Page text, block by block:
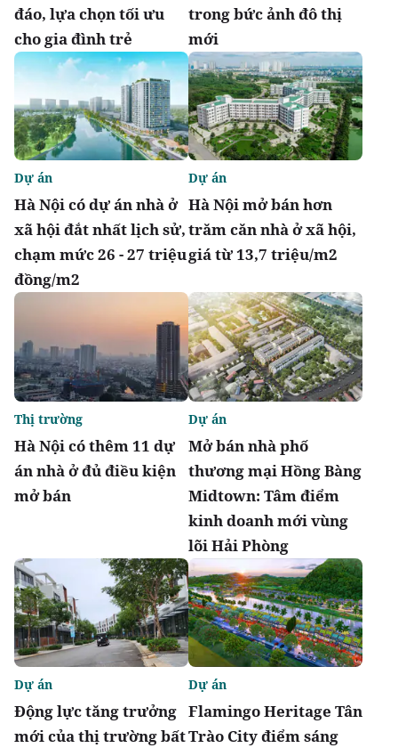
đáo, lựa chọn tối ưu
cho gia đình trẻ
trong bức ảnh đô thị
mới
Hà Nội có dự án nhà ở
xã hội đắt nhất lịch sử,
chạm mức 26 - 27 triệu
đồng/m2
Dự án
Hà Nội mở bán hơn
trăm căn nhà ở xã hội,
giá từ 13,7 triệu/m2
Dự án
Hà Nội có thêm 11 dự
án nhà ở đủ điều kiện
mở bán
Thị trường
Mở bán nhà phố
thương mại Hồng Bàng
Midtown: Tâm điểm
kinh doanh mới vùng
lõi Hải Phòng
Dự án
Động lực tăng trưởng
mới của thị trường bất
Dự án
Flamingo Heritage Tân
Trào City điểm sáng
Dự án